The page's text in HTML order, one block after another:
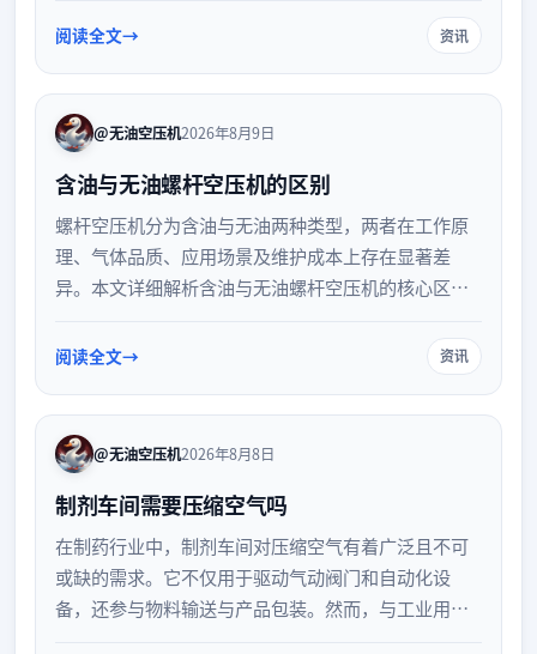
负荷过高，帮助技术人员快速定位问题并制定有效的
阅读全文 资讯
@无油空压机2026年8月9日
含油与无油螺杆空压机的区别
螺杆空压机分为含油与无油两种类型，两者在工作原
理、气体品质、应用场景及维护成本上存在显著差
异。本文详细解析含油与无油螺杆空压机的核心区
估初期投资与运行成本，做出合理的设备选型决策。
阅读全文 资讯
@无油空压机2026年8月8日
制剂车间需要压缩空气吗
在制药行业中，制剂车间对压缩空气有着广泛且不可
或缺的需求。它不仅用于驱动气动阀门和自动化设
备，还参与物料输送与产品包装。然而，与工业用气